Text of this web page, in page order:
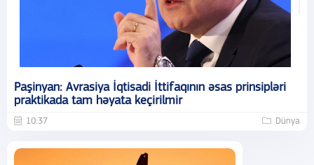
Paşinyan: Avrasiya İqtisadi İttifaqının əsas prinsipləri
praktikada tam həyata keçirilmir
10:37 Dünya